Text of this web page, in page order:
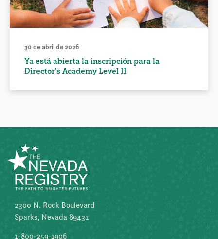
30 de abril de 2026
Ya está abierta la inscripción para la
Director's Academy Level II
2300 N. Rock Boulevard
Sparks, Nevada 89431
1-800-259-1906